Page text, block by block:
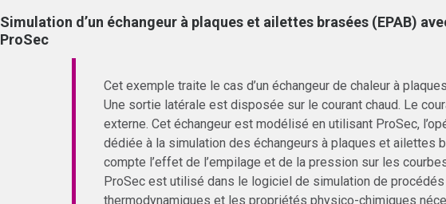
Simulation d’un échangeur à plaques et ailettes brasées (EPAB)
ProSec
Cet exemple traite le cas d’un échangeur de chaleur à
Une sortie latérale est disposée sur le courant chaud. Le
externe. Cet échangeur est modélisé en utilisant ProSec,
dédiée à la simulation des échangeurs à plaques et ailettes
compte l’effet de l’empilage et de la pression sur les
ProSec est utilisé dans le logiciel de simulation de
thermodynamiques et les propriétés physico-chimiques